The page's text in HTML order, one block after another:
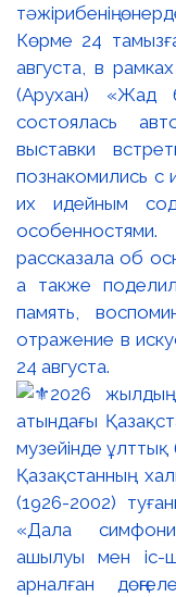
тәжірибенің
Көрме 24
августа, в
(Арухан) «Жад
состоялась
выставки
познакомились с
их идейным
рассказала об
а также
память,
отражение в
24 августа.